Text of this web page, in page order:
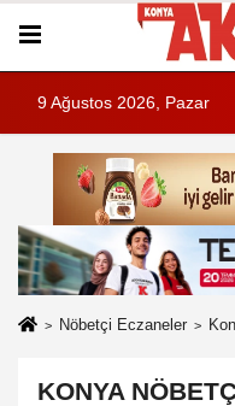
9 Ağustos 2026, Pazar
Nöbetçi Eczaneler
KONYA